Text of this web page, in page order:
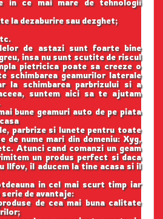
in ce mai mare de tehnologii
la dezaburire sau dezghet;
de astazi sunt foarte bine
insa nu sunt scutite de riscul
pietricica poate sa creeze o
schimbarea geamurilor laterale
la schimbarea parbrizului si a
suntem aici sa te ajutam
bune geamuri auto de pe piata
parbrize si lunete pentru toate
de nume mari din domeniu: Xyg,
Atunci cand comanzi un geam
un produs perfect si daca
Ilfov, il aducem la tine acasa si il
in cel mai scurt timp iar
de avantaje:
de cea mai buna calitate